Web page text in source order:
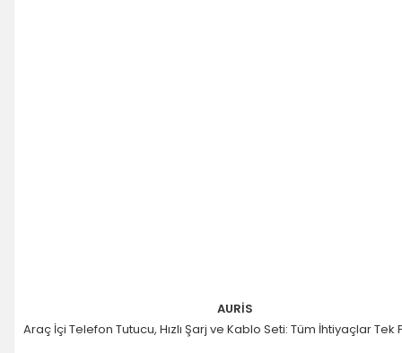
AURİS
Araç İçi Telefon Tutucu, Hızlı Şarj ve Kablo Seti: Tüm İhtiyaçlar Tek